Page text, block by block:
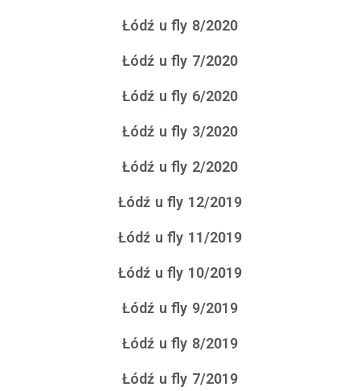
Łódź u fly 8/2020
Łódź u fly 7/2020
Łódź u fly 6/2020
Łódź u fly 3/2020
Łódź u fly 2/2020
Łódź u fly 12/2019
Łódź u fly 11/2019
Łódź u fly 10/2019
Łódź u fly 9/2019
Łódź u fly 8/2019
Łódź u fly 7/2019